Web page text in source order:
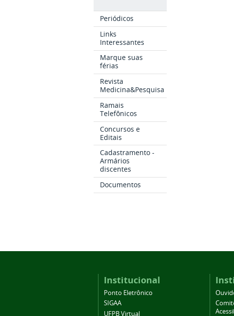
Periódicos
Links
Interessantes
Marque suas
férias
Revista
Medicina&Pesquisa
Ramais
Telefônicos
Concursos e
Editais
Cadastramento -
Armários
discentes
Documentos
Institucional
Ponto Eletrônico
SIGAA
UFPB Virtual